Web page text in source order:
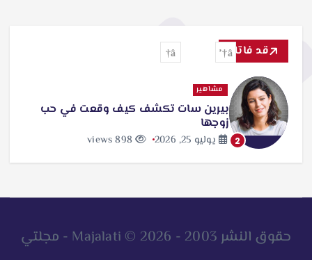
قد فاتك
2
مشاهير
بيرين سات تكشف كيف وقعت في حب
زوجها
يوليو 25, 2026 898 views
حقوق النشر 2003 - 2026 © Majalati - مجلتي